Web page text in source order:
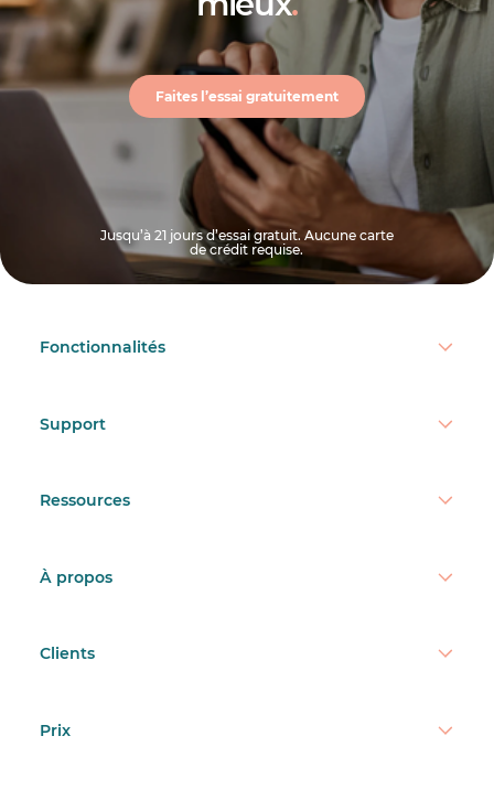
Faites l’essai gratuitement
Jusqu’à 21 jours d’essai gratuit. Aucune carte
de crédit requise.
Fonctionnalités
Support
Ressources
À propos
Clients
Prix